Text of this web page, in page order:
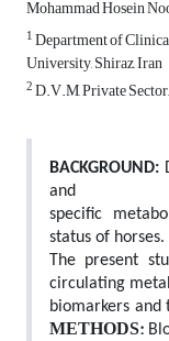
Mohammad Hosein
1Department of
University, Shiraz, Iran
2D.V.M, Private
BACKGROUND:
and
specific
status of horses.
The present
circulating
biomarkers and
METHODS: